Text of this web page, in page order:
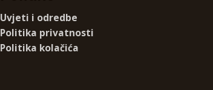
Uvjeti i odredbe
Politika privatnosti
Politika kolačića